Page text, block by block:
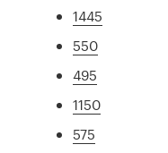
1445
550
495
1150
575